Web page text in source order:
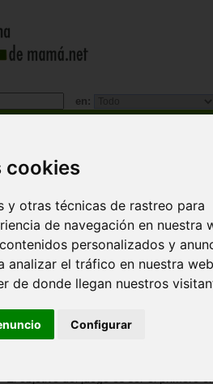
cookies
y otras técnicas de rastreo para
de navegación en nuestra
personalizados y
analizar el tráfico en nuestra
de donde llegan nuestros
Configurar
en:
infantiles>Juguetes por edad>
infantiles > Juguetes por tipo
memoria
Baraja educativa 40
(juego de observación)